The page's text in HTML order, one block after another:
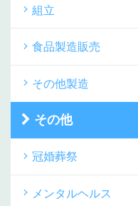
組立
食品製造販売
その他製造
その他
冠婚葬祭
メンタルヘルス